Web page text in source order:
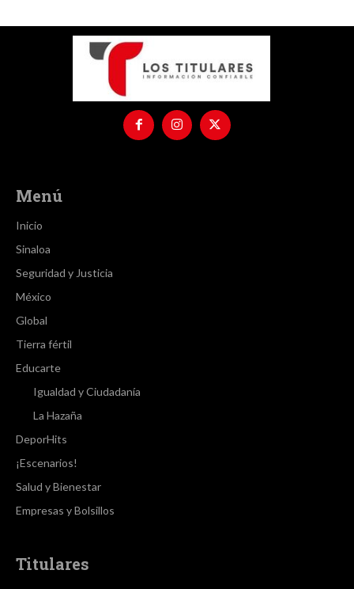
Menú
Inicio
Sinaloa
Seguridad y Justicia
México
Global
Tierra fértil
Educarte
Igualdad y Ciudadanía
La Hazaña
DeporHits
¡Escenarios!
Salud y Bienestar
Empresas y Bolsillos
Titulares